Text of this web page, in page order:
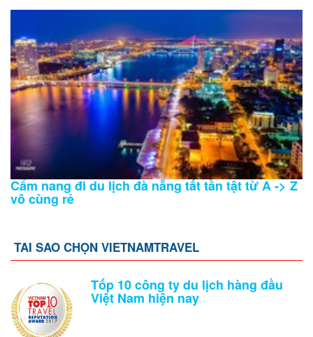
Cẩm nang đi du lịch đà nẵng tất tần tật từ A -> Z
vô cùng rẻ
TAI SAO CHỌN VIETNAMTRAVEL
Tốp 10 công ty du lịch hàng đầu
Việt Nam hiện nay